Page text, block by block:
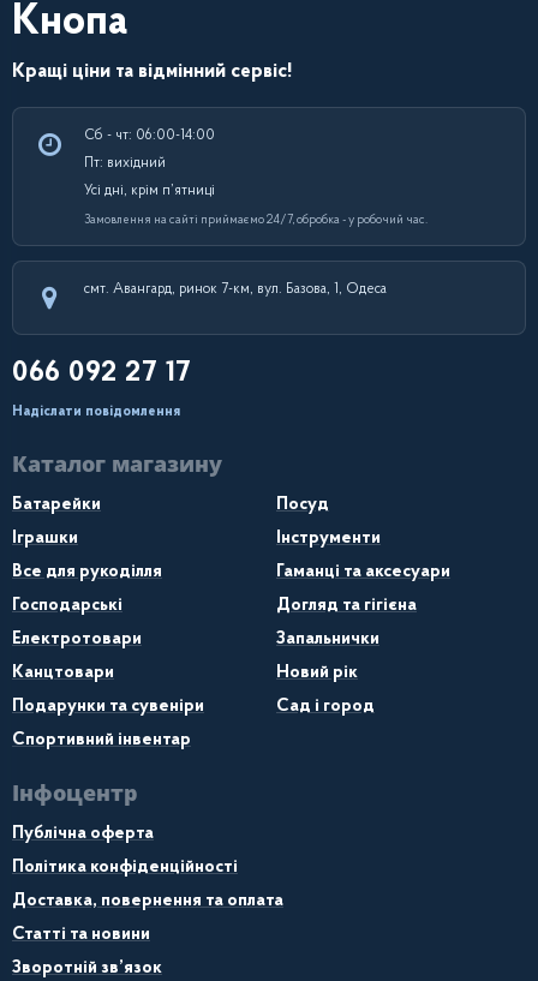
Кнопа
Кращі ціни та відмінний сервіс!
Сб - чт: 06:00-14:00
Пт: вихідний
Усі дні, крім п’ятниці
Замовлення на сайті приймаємо 24/7, обробка - у робочий час.
смт. Авангард, ринок 7-км, вул. Базова, 1, Одеса
066 092 27 17
Надіслати повідомлення
Каталог магазину
Батарейки
Посуд
Іграшки
Інструменти
Все для рукоділля
Гаманці та аксесуари
Господарські
Догляд та гігієна
Електротовари
Запальнички
Канцтовари
Новий рік
Подарунки та сувеніри
Сад і город
Спортивний інвентар
Інфоцентр
Публічна оферта
Політика конфіденційності
Доставка, повернення та оплата
Статті та новини
Зворотній зв’язок